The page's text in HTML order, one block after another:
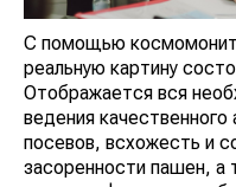
С помощью
реальную картину
Отображается вся
ведения
посевов, всхожесть и
засоренности пашен, а